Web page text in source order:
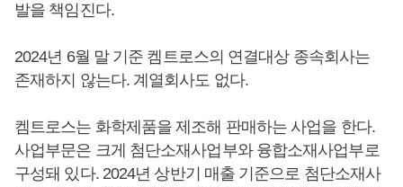
발을 책임진다.
2024년 6월 말 기준 켐트로스의 연결대상 종속회사는
존재하지 않는다. 계열회사도 없다.
켐트로스는 화학제품을 제조해 판매하는 사업을 한다.
사업부문은 크게 첨단소재사업부와 융합소재사업부로
구성돼 있다. 2024년 상반기 매출 기준으로 첨단소재사